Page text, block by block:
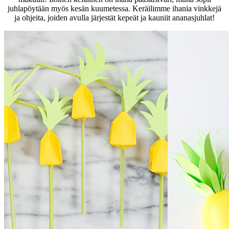
juhlapöytään myös kesän kuumetessa. Keräilimme ihania vinkkejä
ja ohjeita, joiden avulla järjestät kepeät ja kauniit ananasjuhlat!